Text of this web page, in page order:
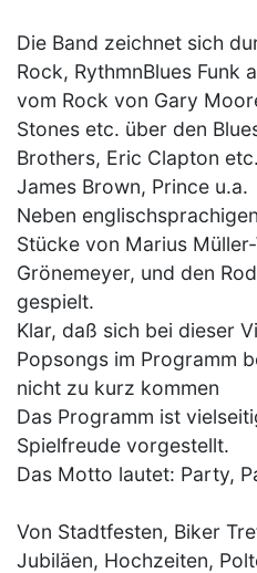
Die Band zeichnet sich
Rock, RythmnBlues Funk
vom Rock von Gary
Stones etc. über den
Brothers, Eric Clapton
James Brown, Prince u.a.
Neben
Stücke von Marius
Grönemeyer, und den
gespielt.
Klar, daß sich bei dieser
Popsongs im Programm
nicht zu kurz kommen
Das Programm ist
Spielfreude vorgestellt.
Das Motto lautet: Party,
Von Stadtfesten, Biker
Jubiläen, Hochzeiten,